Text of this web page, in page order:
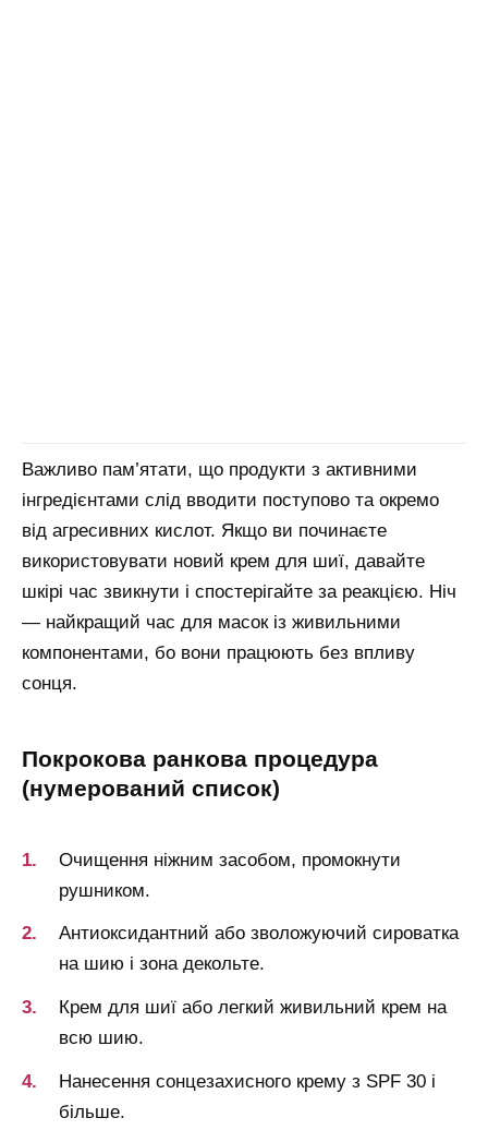
Важливо пам’ятати, що продукти з активними
інгредієнтами слід вводити поступово та окремо
від агресивних кислот. Якщо ви починаєте
використовувати новий крем для шиї, давайте
шкірі час звикнути і спостерігайте за реакцією. Ніч
— найкращий час для масок із живильними
компонентами, бо вони працюють без впливу
сонця.
покрокова ранкова процедура
(нумерований список)
Очищення ніжним засобом, промокнути
рушником.
Антиоксидантний або зволожуючий сироватка
на шию і зона декольте.
Крем для шиї або легкий живильний крем на
всю шию.
Нанесення сонцезахисного крему з SPF 30 і
більше.